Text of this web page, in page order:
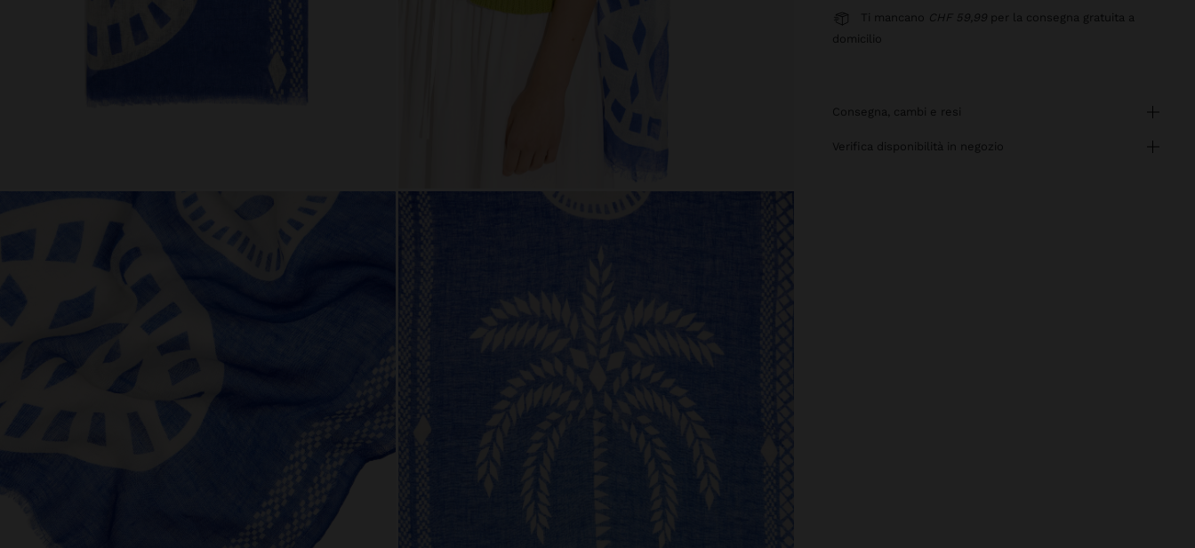
Ti mancano CHF 59,99 per la consegna gratuita a
domicilio
consegna, cambi e resi
verifica disponibilità in negozio